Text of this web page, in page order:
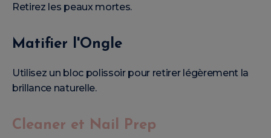
Retirez les peaux mortes.
Matifier l'Ongle
Utilisez un bloc polissoir pour retirer légèrement la
brillance naturelle.
Cleaner et Nail Prep